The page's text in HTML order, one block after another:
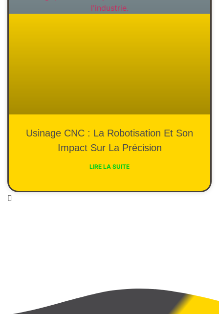
Usinage CNC : La Robotisation Et Son
Impact Sur La Précision
LIRE LA SUITE